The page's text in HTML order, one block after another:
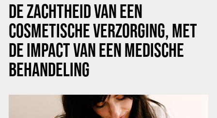
DE ZACHTHEID VAN EEN
COSMETISCHE VERZORGING, MET
DE IMPACT VAN EEN MEDISCHE
BEHANDELING